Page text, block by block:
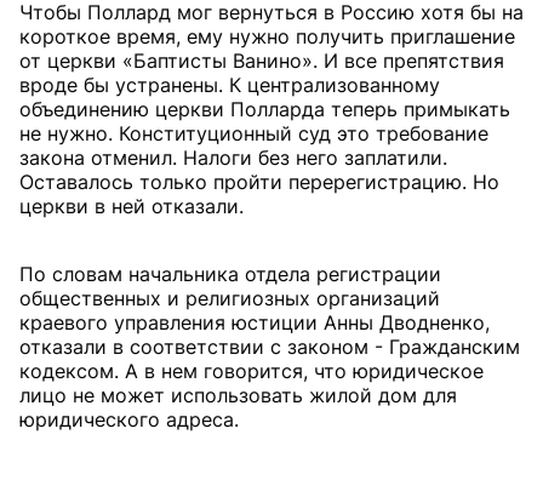
Чтобы Поллард мог вернуться в Россию хотя бы на
короткое время, ему нужно получить приглашение
от церкви «Баптисты Ванино». И все препятствия
вроде бы устранены. К централизованному
объединению церкви Полларда теперь примыкать
не нужно. Конституционный суд это требование
закона отменил. Налоги без него заплатили.
Оставалось только пройти перерегистрацию. Но
церкви в ней отказали.
По словам начальника отдела регистрации
общественных и религиозных организаций
краевого управления юстиции Анны Дводненко,
отказали в соответствии с законом - Гражданским
кодексом. А в нем говорится, что юридическое
лицо не может использовать жилой дом для
юридического адреса.